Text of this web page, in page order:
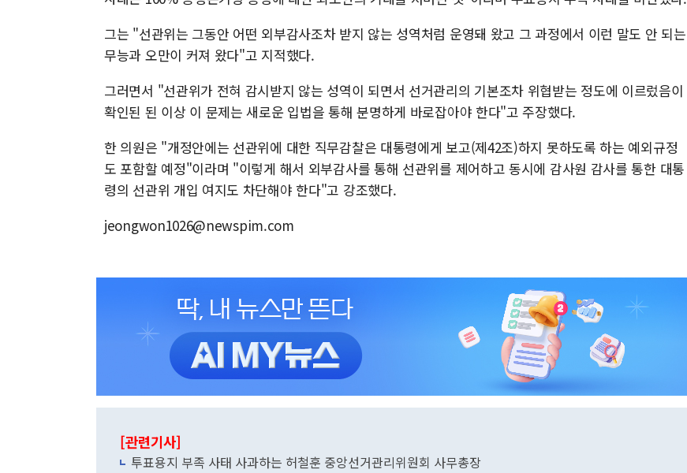
그는 "선관위는 그동안 어떤 외부감사조차 받지 않는 성역처럼 운영돼 왔고 그 과정에서 이런 말도 안 되는
무능과 오만이 커져 왔다"고 지적했다.
그러면서 "선관위가 전혀 감시받지 않는 성역이 되면서 선거관리의 기본조차 위협받는 정도에 이르렀음이
확인된 된 이상 이 문제는 새로운 입법을 통해 분명하게 바로잡아야 한다"고 주장했다.
한 의원은 "개정안에는 선관위에 대한 직무감찰은 대통령에게 보고(제42조)하지 못하도록 하는 예외규정
도 포함할 예정"이라며 "이렇게 해서 외부감사를 통해 선관위를 제어하고 동시에 감사원 감사를 통한 대통
령의 선관위 개입 여지도 차단해야 한다"고 강조했다.
jeongwon1026@newspim.com
[관련기사]
투표용지 부족 사태 사과하는 허철훈 중앙선거관리위원회 사무총장